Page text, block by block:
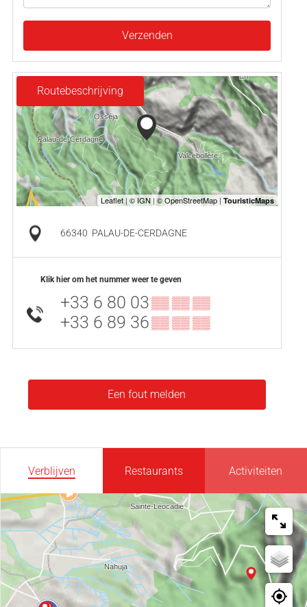
Verzenden
Routebeschrijving
66340 PALAU-DE-CERDAGNE
Klik hier om het nummer weer te geven
+33 6 80 03▒▒ ▒▒ ▒▒
+33 6 89 36▒▒ ▒▒ ▒▒
Een fout melden
Verblijven Restaurants Activiteiten